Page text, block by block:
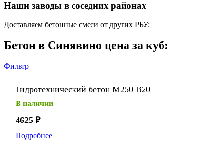
Наши заводы в соседних районах
Доставляем бетонные смеси от других РБУ:
Бетон в Синявино цена за куб:
Фильтр
Гидротехнический бетон М250 В20
В наличии
4625 ₽
Подробнее